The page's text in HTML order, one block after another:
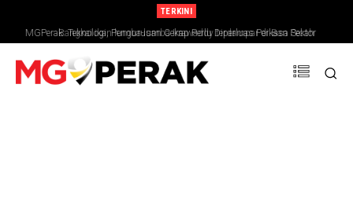
TERKINI
MGPerak: Teknologi, Pengurusan Cekap Perlu Diperluas Perkasa Sektor
Pertanian
Bangkai ikan lumba-lumba Irrawaddy terdampar di Ban Pecah